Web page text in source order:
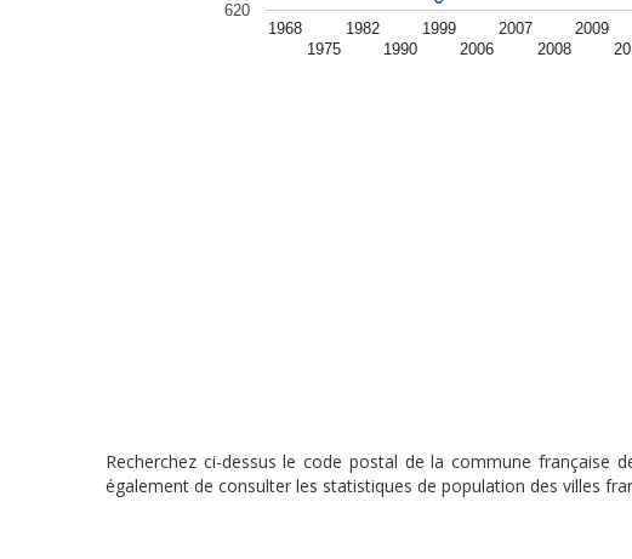
1968
1975
1982
1990
1999
2006
2007
2008
2009
620
Recherchez ci-dessus le code postal de la commune française
également de consulter les statistiques de population des villes